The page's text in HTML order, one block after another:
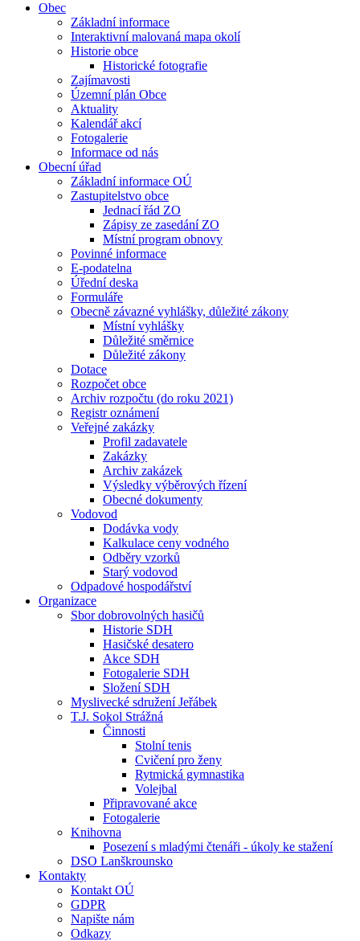
Obec
Základní informace
Interaktivní malovaná mapa okolí
Historie obce
Historické fotografie
Zajímavosti
Územní plán Obce
Aktuality
Kalendář akcí
Fotogalerie
Informace od nás
Obecní úřad
Základní informace OÚ
Zastupitelstvo obce
Jednací řád ZO
Zápisy ze zasedání ZO
Místní program obnovy
Povinné informace
E-podatelna
Úřední deska
Formuláře
Obecně závazné vyhlášky, důležité zákony
Místní vyhlášky
Důležité směrnice
Důležité zákony
Dotace
Rozpočet obce
Archiv rozpočtu (do roku 2021)
Registr oznámení
Veřejné zakázky
Profil zadavatele
Zakázky
Archiv zakázek
Výsledky výběrových řízení
Obecné dokumenty
Vodovod
Dodávka vody
Kalkulace ceny vodného
Odběry vzorků
Starý vodovod
Odpadové hospodářství
Organizace
Sbor dobrovolných hasičů
Historie SDH
Hasičské desatero
Akce SDH
Fotogalerie SDH
Složení SDH
Myslivecké sdružení Jeřábek
T.J. Sokol Strážná
Činnosti
Stolní tenis
Cvičení pro ženy
Rytmická gymnastika
Volejbal
Připravované akce
Fotogalerie
Knihovna
Posezení s mladými čtenáři - úkoly ke stažení
DSO Lanškrounsko
Kontakty
Kontakt OÚ
GDPR
Napište nám
Odkazy